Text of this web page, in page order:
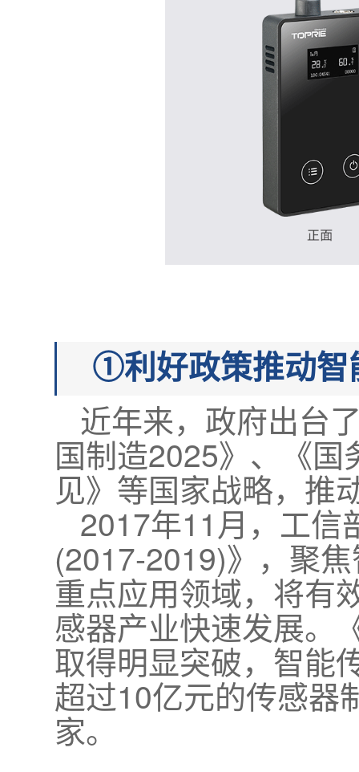
①利好政策推动智
近年来，政府出台
国制造2025》、《国
见》等国家战略，推
2017年11月，工信
(2017-2019)》，聚
重点应用领域，将有
感器产业快速发展。
取得明显突破，智能
超过10亿元的传感器
家。